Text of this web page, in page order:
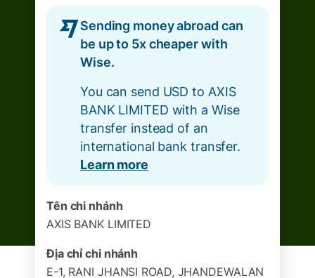
Sending money abroad can
be up to 5x cheaper with
Wise.
You can send USD to AXIS
BANK LIMITED with a Wise
transfer instead of an
international bank transfer.
Learn more
Tên chi nhánh
AXIS BANK LIMITED
Địa chỉ chi nhánh
E-1, RANI JHANSI ROAD, JHANDEWALAN